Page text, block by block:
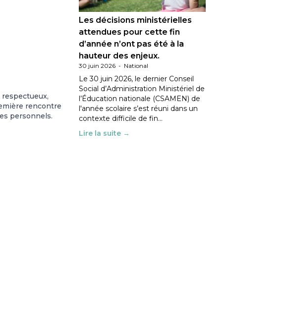
rencontre
personnels.
Les décisions ministérielles
attendues pour cette fin
d’année n’ont pas été à la
hauteur des enjeux.
30 juin 2026 - National
Le 30 juin 2026, le dernier Conseil
Social d’Administration Ministériel de
l’Éducation nationale (CSAMEN) de
l'année scolaire s’est réuni dans un
contexte difficile de fin…
Lire la suite →